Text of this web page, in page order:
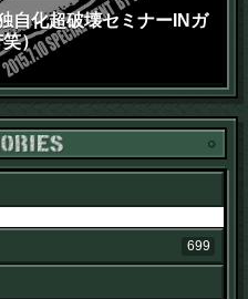
自化超破壊セミナーINガ
）
699